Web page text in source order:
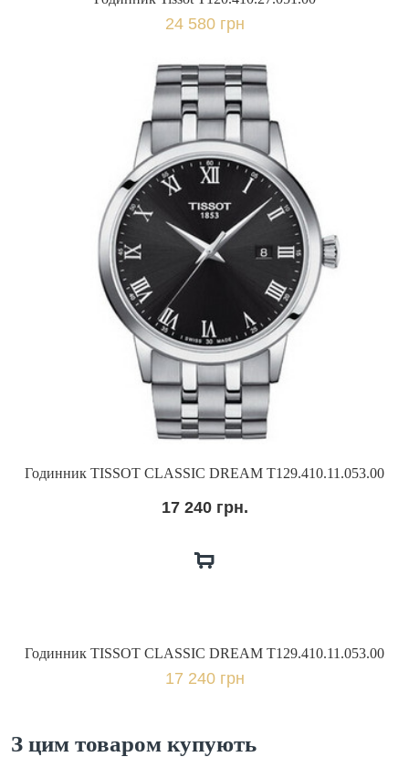
24 580 грн
Годинник TISSOT CLASSIC DREAM T129.410.11.053.00
17 240 грн.
Годинник TISSOT CLASSIC DREAM T129.410.11.053.00
17 240 грн
З цим товаром купують